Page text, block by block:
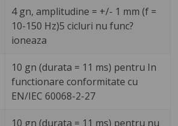
4 gn, amplitudine = +/- 1 mm (f =
10-150 Hz)5 cicluri nu func?
ioneaza
10 gn (durata = 11 ms) pentru In
functionare conformitate cu
EN/IEC 60068-2-27
10 gn (durata = 11 ms) pentru nu